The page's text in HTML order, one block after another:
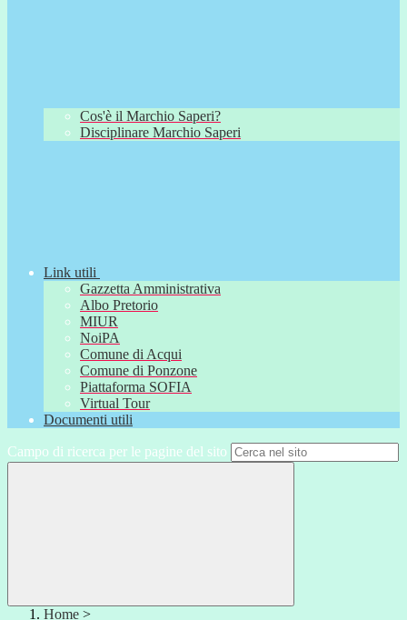
Cos'è il Marchio Saperi?
Disciplinare Marchio Saperi
Link utili
Gazzetta Amministrativa
Albo Pretorio
MIUR
NoiPA
Comune di Acqui
Comune di Ponzone
Piattaforma SOFIA
Virtual Tour
Documenti utili
Campo di ricerca per le pagine del sito
Home >